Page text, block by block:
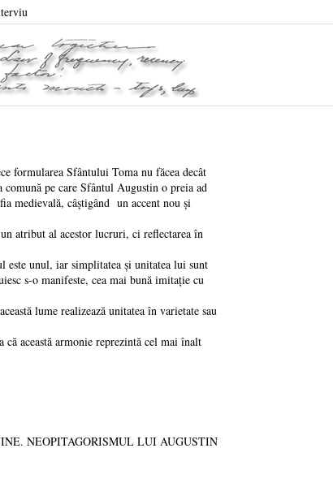
Sfântului Toma nu făcea decât
pe care Sfântul Augustin o preia ad
medievală, câștigând un accent nou și
atribut al acestor lucruri, ci reflectarea în
unul, iar simplitatea și unitatea lui sunt
s-o manifeste, cea mai bună imitație cu
lume realizează unitatea în varietate sau
această armonie reprezintă cel mai înalt
NEOPITAGORISMUL LUI AUGUSTIN